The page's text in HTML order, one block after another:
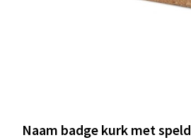
Naam badge kurk met speld